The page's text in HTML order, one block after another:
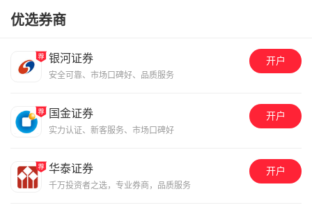
优选券商
银河证券
安全可靠、市场口碑好、品质服务
开户
国金证券
实力认证、新客服务、市场口碑好
开户
华泰证券
千万投资者之选，专业券商，品质服务
开户